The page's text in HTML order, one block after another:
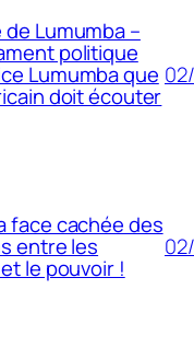
de Lumumba –
politique
Lumumba que
doit écouter
face cachée des
entre les
le pouvoir !